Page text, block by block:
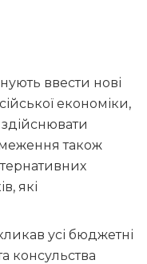
ввести нові
економіки,
також
які
усі бюджетні
консульства